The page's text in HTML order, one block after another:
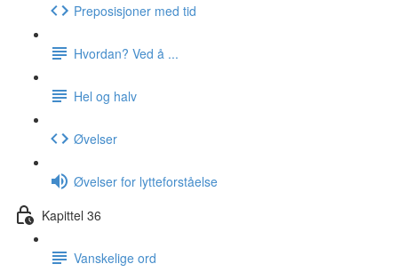
Preposisjoner med tid
Hvordan? Ved å ...
Hel og halv
Øvelser
Øvelser for lytteforståelse
Kapittel 36
Vanskelige ord